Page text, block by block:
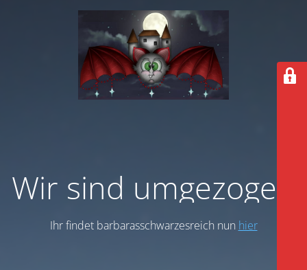
Wir sind umgezogen
Ihr findet barbarasschwarzesreich nun hier